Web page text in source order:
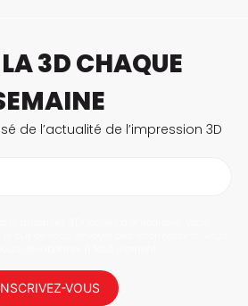
3D CHAQUE
de l’actualité de l’impression 3D
VOUS